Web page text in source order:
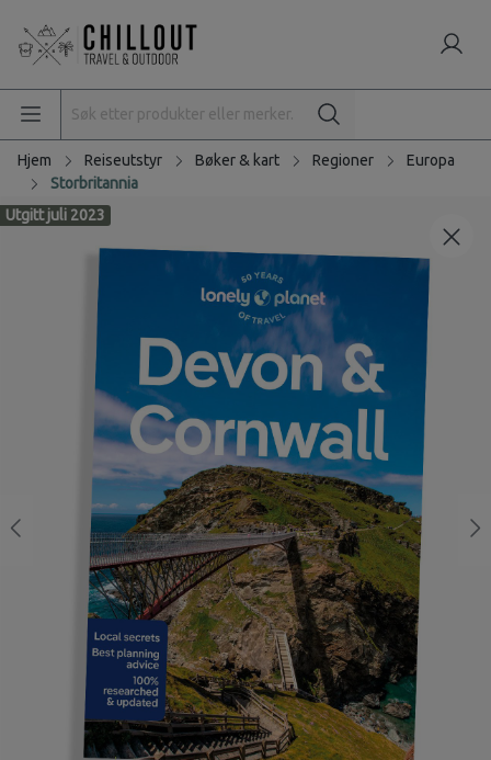
Hjem Reiseutstyr Bøker & kart Regioner
Europa
Storbritannia
Utgitt juli 2023